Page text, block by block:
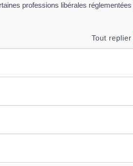
professions libérales
Tout replier